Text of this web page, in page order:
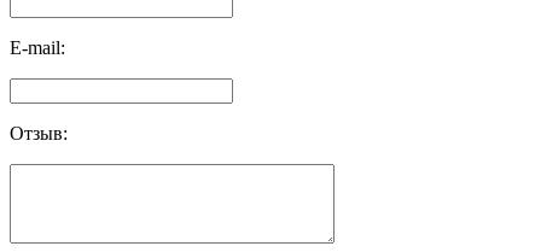
E-mail:
Отзыв: